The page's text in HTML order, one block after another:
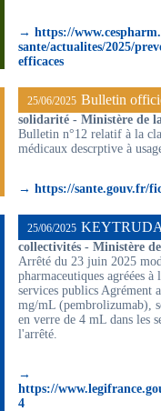
→ https://
sante/actualites/2025/
efficaces
25/06/2025 Bulletin
solidarité - Ministère de
Bulletin n°12 relatif à la
médicaux descrptive à
→ https://sante.gouv.fr/
25/06/2025 KEYTRUDA
collectivités - Ministère
Arrêté du 23 juin 2025
pharmaceutiques agréées
services publics
mg/mL (pembrolizumab),
en verre de 4 mL dans les
l'arrêté.
→
https://
4